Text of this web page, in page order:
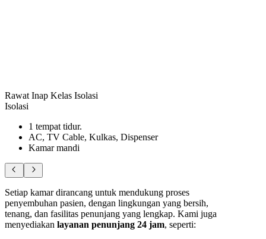
Rawat Inap Kelas Isolasi
Isolasi
1 tempat tidur.
AC, TV Cable, Kulkas, Dispenser
Kamar mandi
Setiap kamar dirancang untuk mendukung proses
penyembuhan pasien, dengan lingkungan yang bersih,
tenang, dan fasilitas penunjang yang lengkap. Kami juga
menyediakan layanan penunjang 24 jam, seperti: